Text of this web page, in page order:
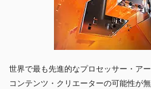
世界で最も先進的なプロセッサー・ア
コンテンツ・クリエーターの可能性が無